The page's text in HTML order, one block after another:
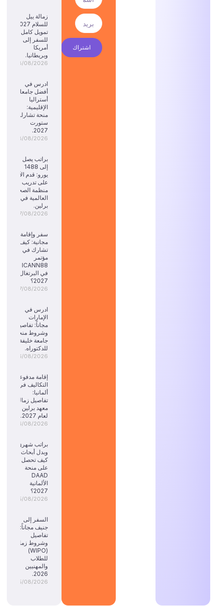
اشتراك
زمالة ييل
تمويل كامل
للسفر إلى
أمريكا
وبريطانيا.
08/08/2026
ادرس في
أفضل جامعات
أستراليا
الإقليمية:
منحة تشارلز
ستورت
2027.
08/08/2026
براتب يصل
إلى 1488
يورو: قدم الآن
على تدريب
منظمة الصحة
العالمية في
برلين.
07/08/2026
سفر وإقامة
مجانية: كيف
تشارك في
مؤتمر
ICANN88
في البرتغال
2027؟
07/08/2026
ادرس في
الإمارات
مجاناً: تفاصيل
وشروط منحة
جامعة خليفة
للدكتوراه.
06/08/2026
إقامة مدفوعة
التكاليف في
ألمانيا:
تفاصيل زمالة
معهد برلين
لعام 2027.
06/08/2026
براتب شهري
وبدل أبحاث:
كيف تحصل
على منحة
DAAD
الألمانية
2027؟
05/08/2026
السفر إلى
جنيف مجاناً:
تفاصيل
وشروط زمالة
(WIPO)
للطلاب
والمهنيين
2026.
05/08/2026